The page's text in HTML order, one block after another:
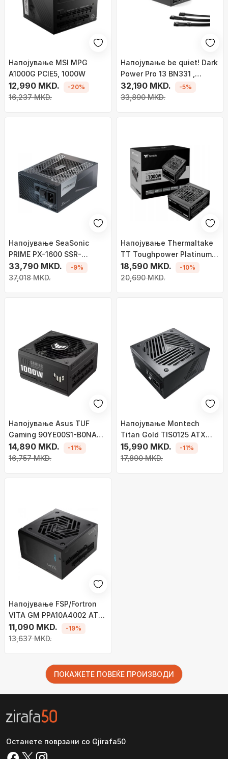
Напојување MSI MPG
A1000G PCIE5, 1000W
12,990 MKD.
16,237 MKD.
-20%
Напојување be quiet! Dark
Power Pro 13 BN331 ,
1300W
32,190 MKD.
33,890 MKD.
-5%
Напојување SeaSonic
PRIME PX-1600 SSR-
1600PD2 ATX 3.0, 1600W
33,790 MKD.
37,018 MKD.
-9%
Напојување Thermaltake
TT Toughpower Platinum
SFX, 1000W
18,590 MKD.
20,690 MKD.
-10%
Напојување Asus TUF
Gaming 90YE00S1-B0NA00
, 1000W
14,890 MKD.
16,757 MKD.
-11%
Напојување Montech
Titan Gold TIS0125 ATX
3.0, 1000W
15,990 MKD.
17,890 MKD.
-11%
Напојување FSP/Fortron
VITA GM PPA10A4002 ATX
3.0, 1000W
11,090 MKD.
13,637 MKD.
-19%
ПОКАЖЕТЕ ПОВЕЌЕ ПРОИЗВОДИ
Останете поврзани со Gjirafa50